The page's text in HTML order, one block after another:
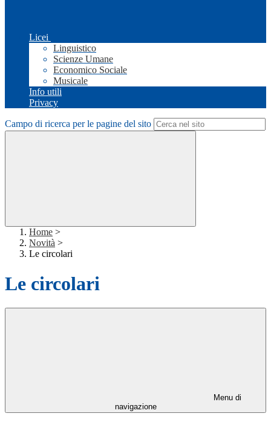
Licei
Linguistico
Scienze Umane
Economico Sociale
Musicale
Info utili
Privacy
Campo di ricerca per le pagine del sito
Home >
Novità >
Le circolari
Le circolari
Menu di
navigazione